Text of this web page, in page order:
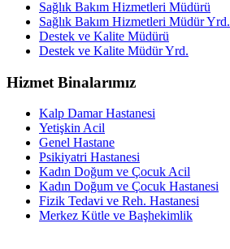
Sağlık Bakım Hizmetleri Müdürü
Sağlık Bakım Hizmetleri Müdür Yrd.
Destek ve Kalite Müdürü
Destek ve Kalite Müdür Yrd.
Hizmet Binalarımız
Kalp Damar Hastanesi
Yetişkin Acil
Genel Hastane
Psikiyatri Hastanesi
Kadın Doğum ve Çocuk Acil
Kadın Doğum ve Çocuk Hastanesi
Fizik Tedavi ve Reh. Hastanesi
Merkez Kütle ve Başhekimlik